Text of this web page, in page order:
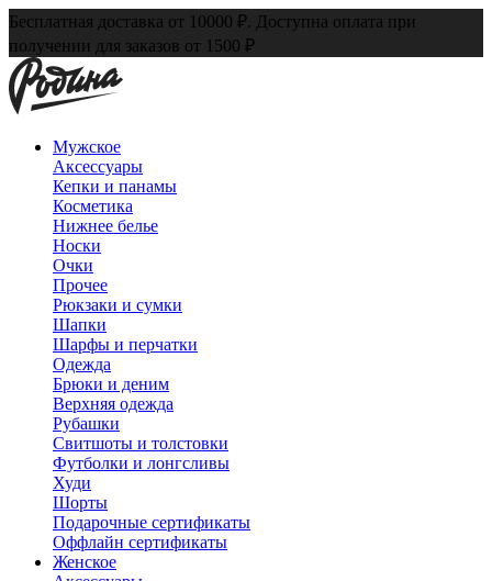
Бесплатная доставка от 10000 ₽. Доступна оплата при
получении для заказов от 1500 ₽
Мужское
Аксессуары
Кепки и панамы
Косметика
Нижнее белье
Носки
Очки
Прочее
Рюкзаки и сумки
Шапки
Шарфы и перчатки
Одежда
Брюки и деним
Верхняя одежда
Рубашки
Свитшоты и толстовки
Футболки и лонгсливы
Худи
Шорты
Подарочные сертификаты
Оффлайн сертификаты
Женское